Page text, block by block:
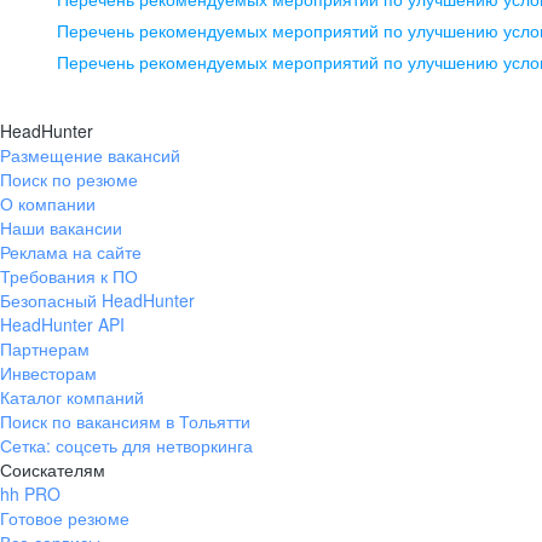
pr@ural.hh.ru
помещение 21
+7 383 207-94-64
pr@nsk.hh.ru
Перечень рекомендуемых мероприятий по улучшению
Перечень рекомендуемых мероприятий по улучшению
HeadHunter
Размещение вакансий
Поиск по резюме
О компании
Наши вакансии
Реклама на сайте
Требования к ПО
Безопасный HeadHunter
HeadHunter API
Партнерам
Инвесторам
Каталог компаний
Поиск по вакансиям в Тольятти
Сетка: соцсеть для нетворкинга
Соискателям
hh PRO
Готовое резюме